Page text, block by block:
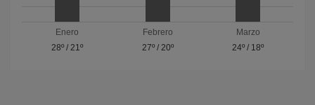
Enero
28º/ 21º
Febrero
27º/ 20º
Marzo
24º / 18º